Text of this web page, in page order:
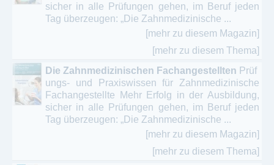
sicher in alle Prüfungen gehen, im Beruf jeden
Tag überzeugen: „Die Zahnmedizinische ...
[mehr zu diesem Magazin]
[mehr zu diesem Thema]
Die Zahnmedizinischen Fachangestellten Prüf
ungs- und Praxiswissen für Zahnmedizinische
Fachangestellte Mehr Erfolg in der Ausbildung,
sicher in alle Prüfungen gehen, im Beruf jeden
Tag überzeugen: „Die Zahnmedizinische ...
[mehr zu diesem Magazin]
[mehr zu diesem Thema]